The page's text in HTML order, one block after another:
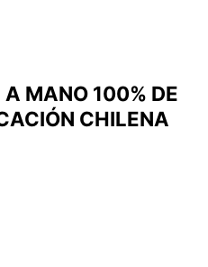
MANO 100% DE
CHILENA